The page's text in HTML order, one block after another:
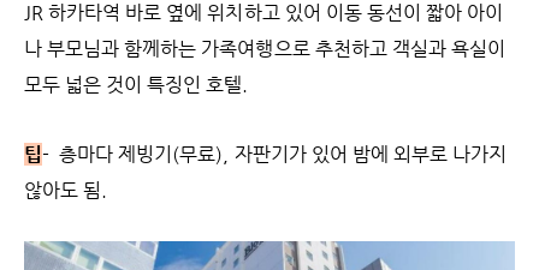
JR 하카타역 바로 옆에 위치하고 있어 이동 동선이 짧아 아이
나 부모님과 함께하는 가족여행으로 추천하고 객실과 욕실이
모두 넓은 것이 특징인 호텔.
팁- 층마다 제빙기(무료), 자판기가 있어 밤에 외부로 나가지
않아도 됨.